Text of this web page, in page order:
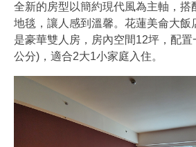
全新的房型以簡約現代風為主軸，搭
地毯，讓人感到溫馨。花蓮美侖大飯
是豪華雙人房，房內空間12坪，配
公分)，適合2大1小家庭入住。